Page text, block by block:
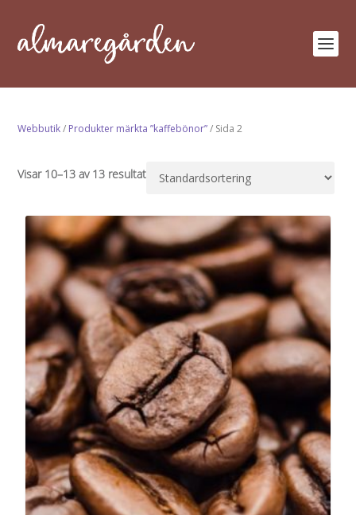
Webbutik/ Produkter märkta ”kaffebönor”/ Sida 2
Visar 10–13 av 13 resultat